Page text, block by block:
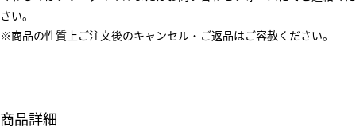
さい。
※商品の性質上ご注文後のキャンセル・ご返品はご容赦ください。
商品詳細